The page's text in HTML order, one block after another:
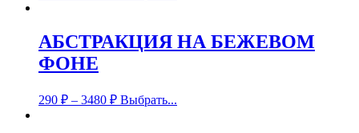
АБСТРАКЦИЯ НА БЕЖЕВОМ
ФОНЕ
290 ₽ – 3480 ₽ Выбрать...